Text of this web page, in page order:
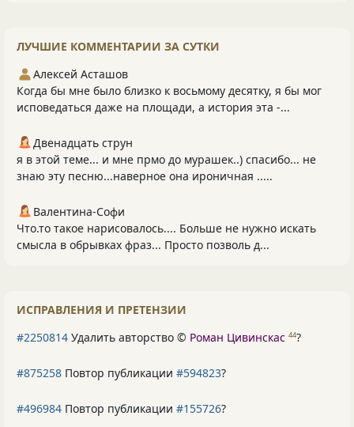
ЛУЧШИЕ КОММЕНТАРИИ ЗА СУТКИ
Алексей Асташов
Когда бы мне было близко к восьмому десятку, я бы мог
исповедаться даже на площади, а история эта -...
Двенадцать струн
я в этой теме... и мне прмо до мурашек..) спасибо... не
знаю эту песню...наверное она ироничная .....
Валентина-Софи
Что.то такое нарисовалось.... Больше не нужно искать
смысла в обрывках фраз... Просто позволь д...
ИСПРАВЛЕНИЯ И ПРЕТЕНЗИИ
#2250814 Удалить авторство © Роман Цивинскас 44?
#875258 Повтор публикации #594823?
#496984 Повтор публикации #155726?